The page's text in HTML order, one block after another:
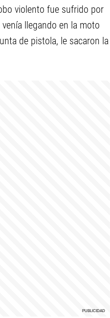
violento fue sufrido por
llegando en la moto
de pistola, le sacaron la